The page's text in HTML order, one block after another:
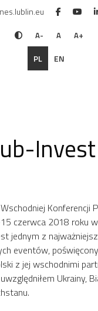
A- A A+
PL EN
Konferencji
czerwca 2018 roku w
jednym z
eventów,
z jej wschodnimi
Ukrainy,